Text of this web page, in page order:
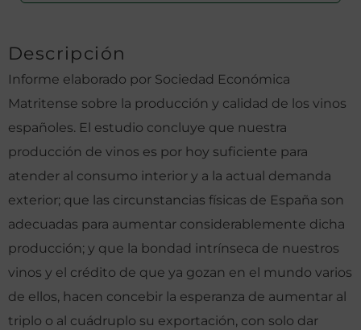
Descripción
Informe elaborado por Sociedad Económica
Matritense sobre la producción y calidad de los vinos
españoles. El estudio concluye que nuestra
producción de vinos es por hoy suficiente para
atender al consumo interior y a la actual demanda
exterior; que las circunstancias físicas de España son
adecuadas para aumentar considerablemente dicha
producción; y que la bondad intrínseca de nuestros
vinos y el crédito de que ya gozan en el mundo varios
de ellos, hacen concebir la esperanza de aumentar al
triplo o al cuádruplo su exportación, con solo dar